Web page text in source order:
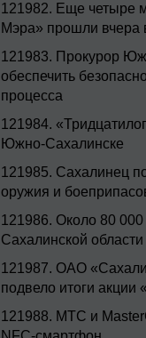
121982. Еще четыре
Мэра» прошли
121983. Прокурор
обеспечить
процесса
121984.
Южно-Сахалинске
121985. Сахалинец
оружия и
121986. Около 80 000
Сахалинской
121987. ОАО
подвело итоги
121988. МТС и